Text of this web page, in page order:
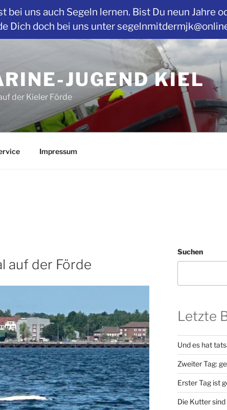
JUGEND KIEL
der Kieler Förde
Impressum
auf der Förde
Suchen
Letzte
Und es hat
Zweiter Tag:
Erster Tag ist
Die Kutter
bei uns auch Segeln lernen. Bist Du neun Jahre
Dich doch bei uns unter